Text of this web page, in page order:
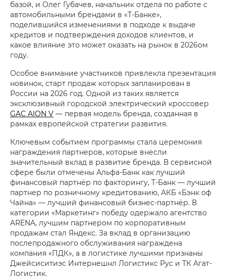
базой, и Олег Губачев, начальник отдела по работе с
автомобильными брендами в «Т-Банке»,
поделившийся изменениями в подходе к выдаче
кредитов и подтверждения доходов клиентов, и
какое влияние это может оказать на рынок в 2026ом
году.
Особое внимание участников привлекла презентация
новинок, старт продаж которых запланирован в
России на 2026 год. Одной из таких является
эксклюзивный городской электрический кроссовер
GAC AION V — первая модель бренда, созданная в
рамках европейской стратегии развития.
Ключевым событием программы стала церемония
награждения партнеров, которые внесли
значительный вклад в развитие бренда. В сервисной
сфере были отмечены Альфа-Банк как лучший
финансовый партнёр по факторингу, Т-Банк — лучший
партнер по розничному кредитованию, АКБ «Бэнк оф
Чайна» — лучший финансовый бизнес-партнёр. В
категории «Маркетинг» победу одержало агентство
ARENA, лучшим партнером по корпоративным
продажам стал Яндекс. За вклад в организацию
послепродажного обслуживания награждена
компания «ПДК», а в логистике лучшими признаны
Джейсиситиэс Интернешнл Логистикс Рус и ТК Агат-
Логистик.